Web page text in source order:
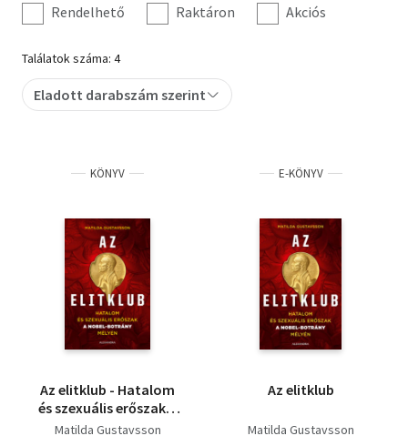
Irodalom
Művészet
Szakkönyv
Tankönyv, segédkönyv
Társadalomtudomány
Természettudomány
Történelem
Rendelhető
Raktáron Akciós
Találatok száma: 4
Eladott darabszám szerint
KÖNYV
Az elitklub - Hatalom
és szexuális erőszak a
Nobel-botrány mélyén
Matilda Gustavsson
E-KÖNYV
Az elitklub
Matilda Gustavsson